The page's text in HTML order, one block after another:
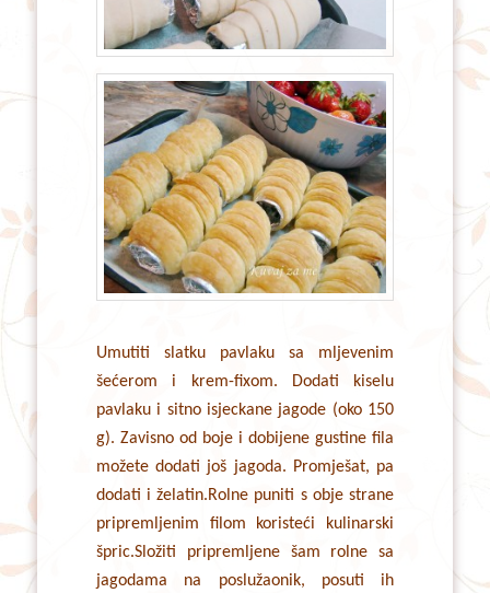
Umutiti slatku pavlaku sa mljevenim
šećerom i krem-fixom. Dodati kiselu
pavlaku i sitno isjeckane jagode (oko 150
g). Zavisno od boje i dobijene gustine fila
možete dodati još jagoda. Promješat, pa
dodati i želatin.Rolne puniti s obje strane
pripremljenim filom koristeći kulinarski
špric.Složiti pripremljene šam rolne sa
jagodama na poslužaonik, posuti ih